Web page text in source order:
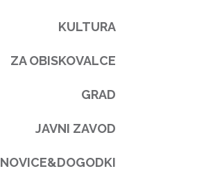
KULTURA
ZA OBISKOVALCE
GRAD
JAVNI ZAVOD
NOVICE&DOGODKI